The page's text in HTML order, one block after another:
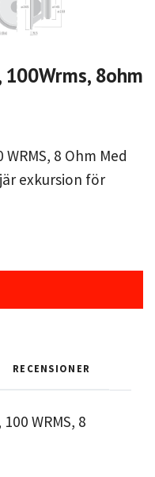
8ohm
8 Ohm Med
exkursion för
RECENSIONER
WRMS, 8